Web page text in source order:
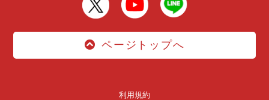
ページトップへ
利用規約